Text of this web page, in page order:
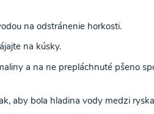
na odstránenie horkosti.
na kúsky.
a na ne prepláchnuté pšeno
aby bola hladina vody medzi